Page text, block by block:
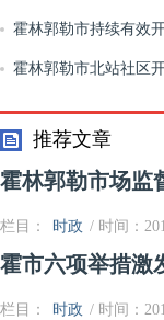
全封签推进会
霍林郭勒市持续有效
综合整治工作
霍林郭勒市北站社区
动
推荐文章
霍林郭勒市场监
栏目： 时政 / 时间：
霍市六项举措激
栏目： 时政 / 时间：